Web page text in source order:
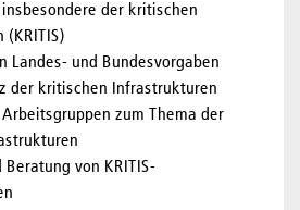
der kritischen
(KRITIS)
Landes- und Bundesvorgaben
der kritischen Infrastrukturen
zum Thema der
Beratung von KRITIS-